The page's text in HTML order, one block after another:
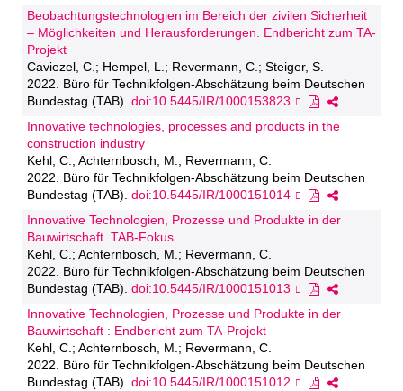
Beobachtungstechnologien im Bereich der zivilen Sicherheit
– Möglichkeiten und Herausforderungen. Endbericht zum TA-
Projekt
Caviezel, C.; Hempel, L.; Revermann, C.; Steiger, S.
2022. Büro für Technikfolgen-Abschätzung beim Deutschen
Bundestag (TAB). doi:10.5445/IR/1000153823
Innovative technologies, processes and products in the
construction industry
Kehl, C.; Achternbosch, M.; Revermann, C.
2022. Büro für Technikfolgen-Abschätzung beim Deutschen
Bundestag (TAB). doi:10.5445/IR/1000151014
Innovative Technologien, Prozesse und Produkte in der
Bauwirtschaft. TAB-Fokus
Kehl, C.; Achternbosch, M.; Revermann, C.
2022. Büro für Technikfolgen-Abschätzung beim Deutschen
Bundestag (TAB). doi:10.5445/IR/1000151013
Innovative Technologien, Prozesse und Produkte in der
Bauwirtschaft : Endbericht zum TA-Projekt
Kehl, C.; Achternbosch, M.; Revermann, C.
2022. Büro für Technikfolgen-Abschätzung beim Deutschen
Bundestag (TAB). doi:10.5445/IR/1000151012